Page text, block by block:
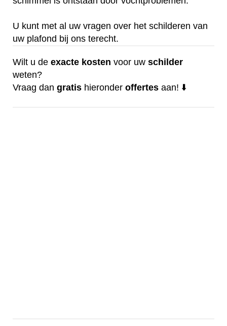
U kunt met al uw vragen over het schilderen van
uw plafond bij ons terecht.
Wilt u de exacte kosten voor uw schilder
weten?
Vraag dan gratis hieronder offertes aan! ⬇️